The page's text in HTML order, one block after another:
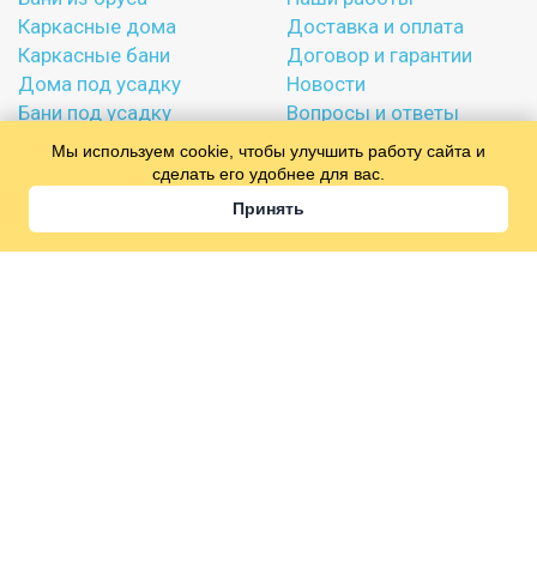
Каркасные дома
Каркасные бани
Дома под усадку
Бани под усадку
Доставка и оплата
Договор и гарантии
Новости
Вопросы и ответы
Политика конфиденциальности
8 (906) 200-57-99
Мы используем cookie, чтобы улучшить работу сайта и
сделать его удобнее для вас.
Принять